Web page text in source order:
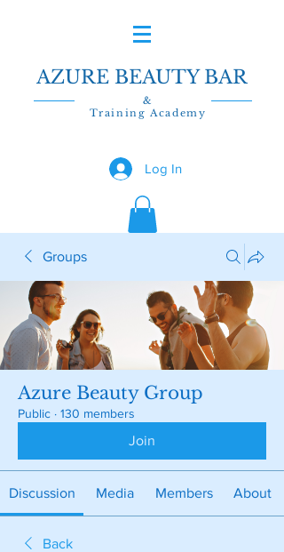
AZURE BEAUTY BAR
&
Training Academy
Log In
Groups
Azure Beauty Group
Public · 130 members
Join
Discussion Media Members About
Back